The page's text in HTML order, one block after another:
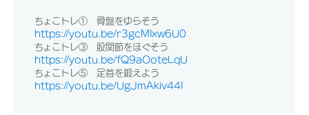
ちょこトレ① 骨盤をゆらそう
https://youtu.be/r3gcMIxw6U0
ちょこトレ③ 股関節をほぐそう
https://youtu.be/fQ9aOoteLqU
ちょこトレ⑤ 足首を鍛えよう
https://youtu.be/UgJmAkiv44I